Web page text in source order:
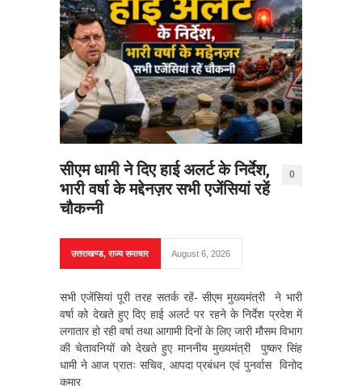
सीएम धामी ने दिए हाई अलर्ट के निर्देश,
भारी वर्षा के मद्देनज़र सभी एजेंसियां रहें
चौकन्नी
0
उत्तराखण्ड,राज्य समाचार August 6, 2026
सभी एजेंसियां पूरी तरह सतर्क रहें- सीएम मुख्यमंत्री ने भारी
वर्षा को देखते हुए दिए हाई अलर्ट पर रहने के निर्देश प्रदेश में
लगातार हो रही वर्षा तथा आगामी दिनों के लिए जारी मौसम विभाग
की चेतावनियों को देखते हुए माननीय मुख्यमंत्री पुष्कर सिंह
धामी ने आज प्रातः सचिव, आपदा प्रबंधन एवं पुनर्वास विनोद
कुमार